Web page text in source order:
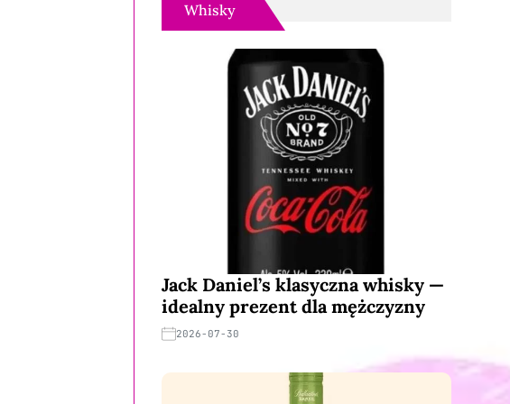
Whisky
Jack Daniel’s klasyczna whisky —
idealny prezent dla mężczyzny
2026-07-30